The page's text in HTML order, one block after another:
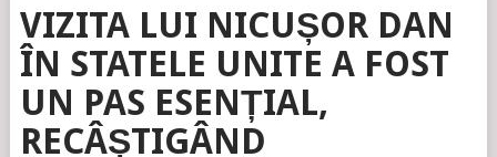
VIZITA LUI NICUȘOR DAN
ÎN STATELE UNITE A FOST
UN PAS ESENȚIAL,
RECÂȘTIGÂND